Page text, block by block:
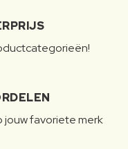
jouw favoriete merk